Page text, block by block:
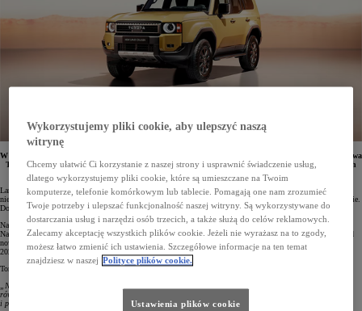
W tegorocznym plebiscycie Topgear.com Awards 2023 nagrodą „Design Roku” została wyróżniona nowa
Toyota Land Cruiser. Auto zachwyciło nowatorską interpretacją klasycznych kształtów legendarnych
poprzedników. Toyota Land Cruiser 250 trafi do sprzedaży w 2024 roku.
Land Cruiser to legendarny model Toyoty, który od ponad 70 lat jest synonimem wytrzymałości,
niezawodności i niesamowitych zdolności terenowych. Cieszy się on ogromną popularnością na całym świecie.
Do tej pory sprzedano już ponad 11,3 mln egzemplarzy tej legendarnej terenówki!
Najnowsza, zaawansowana technologicznie generacja tego pojazdu stylistycznie powraca do swoich korzeni.
Nawiązuje m.in. do kanciastych modeli z serii J7 oraz kultowej Toyoty FJ Cruiser. Za ponadczasowy wygląd
nowa Toyota Land Cruiser została doceniona w tegorocznej edycji plebiscytu Topgear.com Awards
2023 tytułem „Design Roku”.
Tom Ford, redaktor naczelny Topgear.com, tak to podsumował:
„Na rynku faux-roaderów i traktorów Chelsea, wydaje się, że nowy Land Cruiser 250 zachowuje właściwą
równowagę. Czerpiąc inspirację z przeszłości i nadając Land Cruiserowi bardziej atletyczne, prawdziwe
i pełne charakteru oblicze, Toyota, szczerze mówiąc, dopięła swego”.
Wykorzystujemy pliki cookie, aby ulepszyć naszą
witrynę
Chcemy ułatwić Ci korzystanie z naszej strony i usprawnić świadczenie usług,
dlatego wykorzystujemy pliki cookie, które są umieszczane na Twoim
komputerze, telefonie komórkowym lub tablecie. Pomagają one nam zrozumieć
Twoje potrzeby i ulepszać funkcjonalność naszej witryny. Są wykorzystywane do
dostarczania usług i narzędzi osób trzecich, a także służą do celów reklamowych.
Zalecamy akceptację wszystkich plików cookie. Jeżeli nie wyrażasz na to zgody,
możesz łatwo zmienić ich ustawienia. Szczegółowe informacje na ten temat
znajdziesz w naszej Polityce plików cookie.
Ustawienia plików cookie